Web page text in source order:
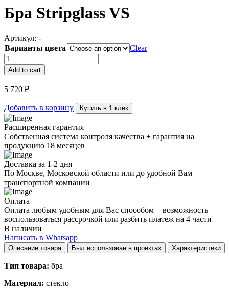
Бра Stripglass VS
Артикул: -
Варианты цвета
Clear
Бра
Stripglass
VS
quantity
Add to cart
5 720 ₽
Добавить в корзину Купить в 1 клик
Расширенная гарантия
Собственная система контроля качества + гарантия на
продукцию 18 месяцев
Доставка за 1-2 дня
По Москве, Московской области или до удобной Вам
транспортной компании
Оплата
Оплата любым удобным для Вас способом + возможность
воспользоваться рассрочкой или разбить платеж на 4 части
В наличии
Написать в Whatsapp
Описание товара Был использован в проектах Характеристики
Тип товара: бра
Материал: стекло